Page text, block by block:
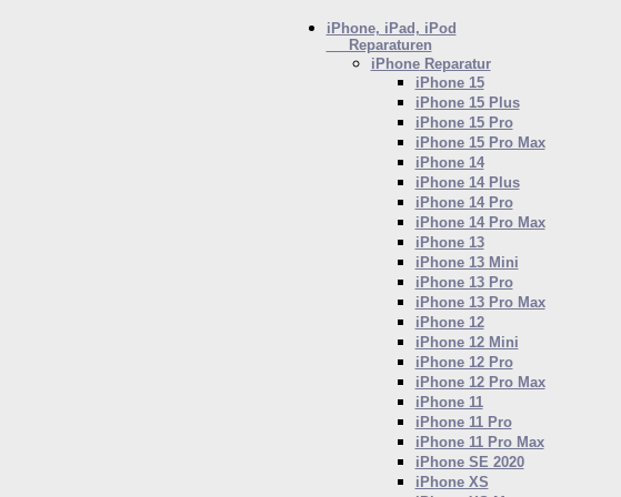
iPhone, iPad, iPod
Reparaturen
iPhoneReparatur
iPhone 15
iPhone 15 Plus
iPhone 15 Pro
iPhone 15 Pro Max
iPhone 14
iPhone 14 Plus
iPhone 14 Pro
iPhone 14 Pro Max
iPhone 13
iPhone 13 Mini
iPhone 13 Pro
iPhone 13 Pro Max
iPhone 12
iPhone 12 Mini
iPhone 12 Pro
iPhone 12 Pro Max
iPhone 11
iPhone 11 Pro
iPhone 11 Pro Max
iPhone SE 2020
iPhone XS